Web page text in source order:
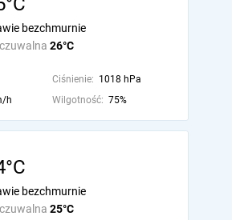
26°C
bezchmurnie
Ciśnienie: 1018 hPa
h Wilgotność: 75%
25°C
bezchmurnie